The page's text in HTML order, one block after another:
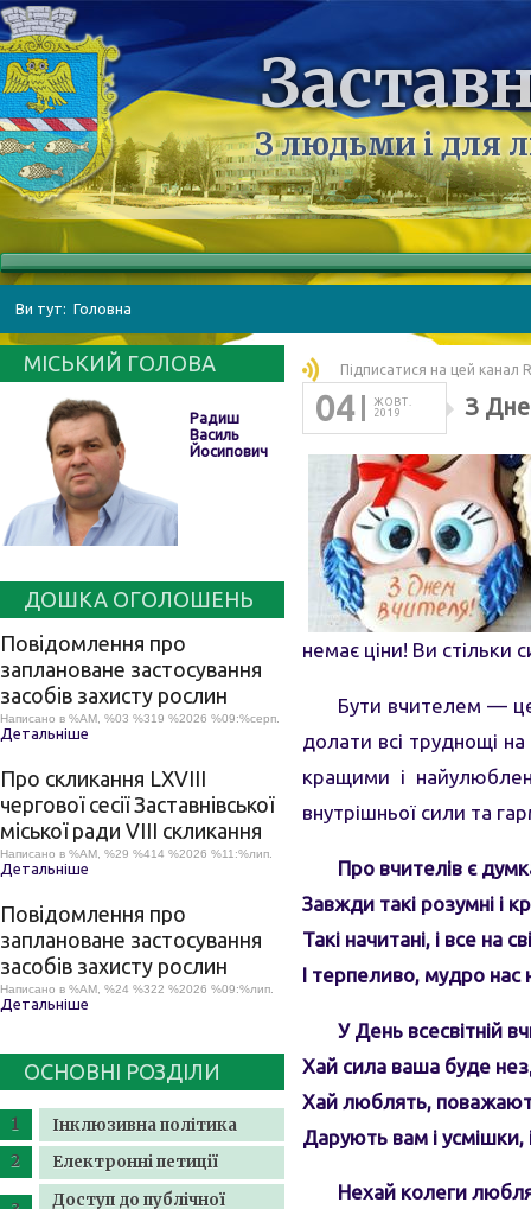
З людьми і для
Ви тут: Головна
МІСЬКИЙ ГОЛОВА
Радиш
Василь
Йосипович
ДОШКА ОГОЛОШЕНЬ
Повідомлення про
заплановане застосування
засобів захисту рослин
Написано в %AM, %03 %319 %2026 %09:%серп.
Детальніше
Про скликання LХVІІІ
чергової сесії Заставнівської
міської ради VIII скликання
Написано в %AM, %29 %414 %2026 %11:%лип.
Детальніше
Повідомлення про
заплановане застосування
засобів захисту рослин
Написано в %AM, %24 %322 %2026 %09:%лип.
Детальніше
ОСНОВНІ РОЗДІЛИ
Інклюзивна політика
Електронні петиції
Доступ до публічної
Підписатися на цей канал
04
ЖОВТ.
2019
З
немає ціни! Ви стільки
Бути вчителем — це
долати всі труднощі
кращими і
внутрішньої сили та
Про вчителів є
Завжди такі розумні і
Такі начитані, і все на
І терпеливо, мудро нас
У День всесвітній
Хай сила ваша буде
Хай люблять,
Дарують вам і усмішки,
Нехай колеги